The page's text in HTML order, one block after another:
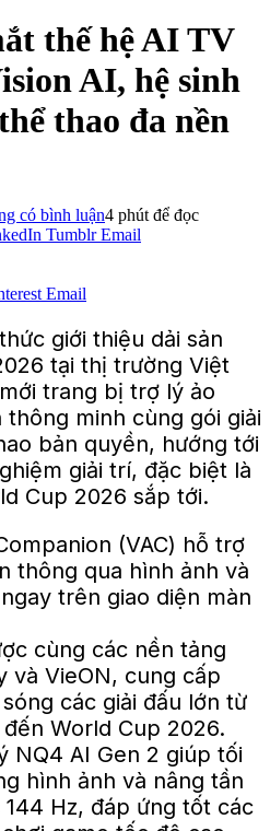
thế hệ AI TV
AI, hệ sinh
thao đa nền
có bình luận4 phút để đọc
Tumblr Email
Email
giới thiệu dải sản
tại thị trường Việt
trang bị trợ lý ảo
thông minh cùng gói giải
bản quyền, hướng tới
giải trí, đặc biệt là
Cup 2026 sắp tới.
(VAC) hỗ trợ
thông qua hình ảnh và
trên giao diện màn
cùng các nền tảng
và VieON, cung cấp
các giải đấu lớn từ
World Cup 2026.
NQ4 AI Gen 2 giúp tối
hình ảnh và nâng tần
Hz, đáp ứng tốt các